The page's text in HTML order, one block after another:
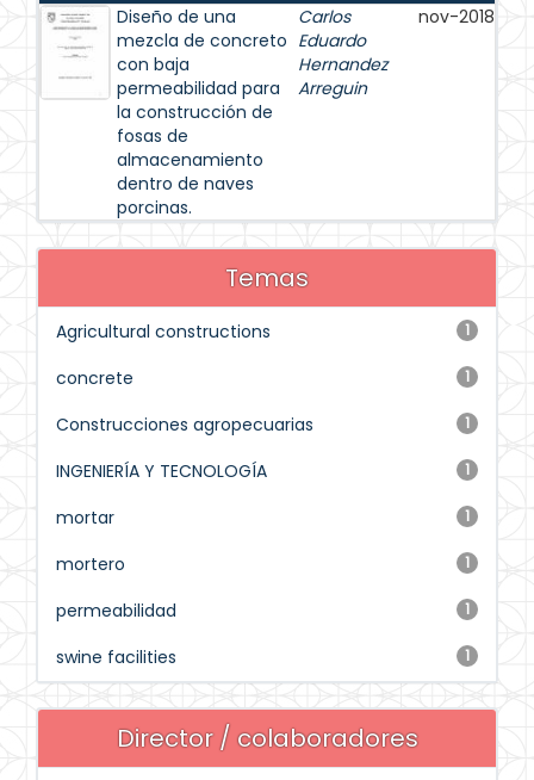
Diseño de una
mezcla de concreto
con baja
permeabilidad para
la construcción de
fosas de
almacenamiento
dentro de naves
porcinas.
Carlos
Eduardo
Hernandez
Arreguin
nov-2018
Temas
1
Agricultural constructions
1
concrete
1
Construcciones agropecuarias
1
INGENIERÍA Y TECNOLOGÍA
1
mortar
1
mortero
1
permeabilidad
1
swine facilities
Director / colaboradores